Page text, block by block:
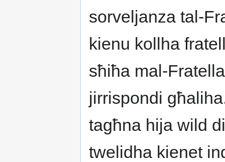
sorveljanza tal-
kienu kollha
sħiħa mal-
jirrispondi
tagħna hija wild
twelidha kienet